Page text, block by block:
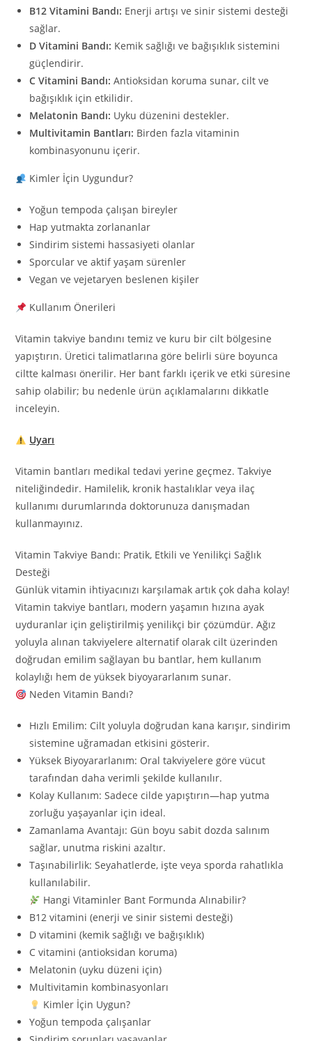
B12 Vitamini Bandı: Enerji artışı ve sinir sistemi desteği
sağlar.
D Vitamini Bandı: Kemik sağlığı ve bağışıklık sistemini
güçlendirir.
C Vitamini Bandı: Antioksidan koruma sunar, cilt ve
bağışıklık için etkilidir.
Melatonin Bandı: Uyku düzenini destekler.
Multivitamin Bantları: Birden fazla vitaminin
kombinasyonunu içerir.
Kimler İçin Uygundur?
Yoğun tempoda çalışan bireyler
Hap yutmakta zorlananlar
Sindirim sistemi hassasiyeti olanlar
Sporcular ve aktif yaşam sürenler
Vegan ve vejetaryen beslenen kişiler
Kullanım Önerileri
Vitamin takviye bandını temiz ve kuru bir cilt bölgesine
yapıştırın. Üretici talimatlarına göre belirli süre boyunca
ciltte kalması önerilir. Her bant farklı içerik ve etki süresine
sahip olabilir; bu nedenle ürün açıklamalarını dikkatle
inceleyin.
Uyarı
Vitamin bantları medikal tedavi yerine geçmez. Takviye
niteliğindedir. Hamilelik, kronik hastalıklar veya ilaç
kullanımı durumlarında doktorunuza danışmadan
kullanmayınız.
Vitamin Takviye Bandı: Pratik, Etkili ve Yenilikçi Sağlık
Desteği
Günlük vitamin ihtiyacınızı karşılamak artık çok daha kolay!
Vitamin takviye bantları, modern yaşamın hızına ayak
uyduranlar için geliştirilmiş yenilikçi bir çözümdür. Ağız
yoluyla alınan takviyelere alternatif olarak cilt üzerinden
doğrudan emilim sağlayan bu bantlar, hem kullanım
kolaylığı hem de yüksek biyoyararlanım sunar.
Neden Vitamin Bandı?
Hızlı Emilim: Cilt yoluyla doğrudan kana karışır, sindirim
sistemine uğramadan etkisini gösterir.
Yüksek Biyoyararlanım: Oral takviyelere göre vücut
tarafından daha verimli şekilde kullanılır.
Kolay Kullanım: Sadece cilde yapıştırın—hap yutma
zorluğu yaşayanlar için ideal.
Zamanlama Avantajı: Gün boyu sabit dozda salınım
sağlar, unutma riskini azaltır.
Taşınabilirlik: Seyahatlerde, işte veya sporda rahatlıkla
kullanılabilir.
Hangi Vitaminler Bant Formunda Alınabilir?
B12 vitamini (enerji ve sinir sistemi desteği)
D vitamini (kemik sağlığı ve bağışıklık)
C vitamini (antioksidan koruma)
Melatonin (uyku düzeni için)
Multivitamin kombinasyonları
Kimler İçin Uygun?
Yoğun tempoda çalışanlar